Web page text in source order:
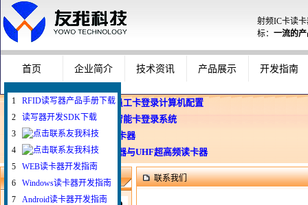
射频IC卡读
标： 一流的
首页 企业简介 技术资讯 产品展示 开发指南
企业使用员工卡登录计算机配置
Windows智能卡登录系统
WEB与发卡器
WEB浏览器与UHF超高频读卡器
微信扫一扫联系我 联系我们
1
RFID读写器产品手册下载
2
读写器开发SDK下载
3
4
5
WEB读卡器开发指南
6
Windows读卡器开发指南
7
Android读卡器开发指南